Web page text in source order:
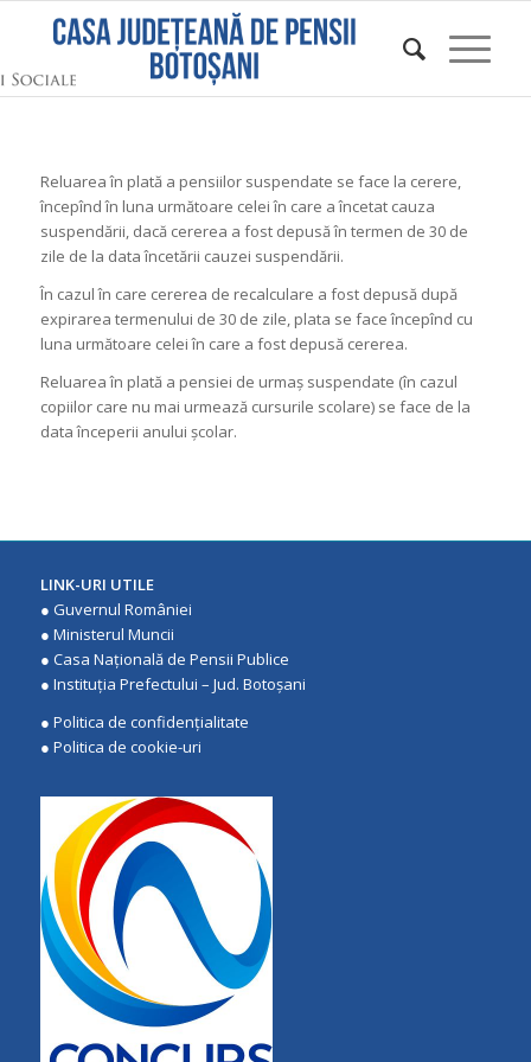
Reluarea în plată a pensiilor suspendate se face la cerere,
începînd în luna următoare celei în care a încetat cauza
suspendării, dacă cererea a fost depusă în termen de 30 de
zile de la data încetării cauzei suspendării.
În cazul în care cererea de recalculare a fost depusă după
expirarea termenului de 30 de zile, plata se face începînd cu
luna următoare celei în care a fost depusă cererea.
Reluarea în plată a pensiei de urmaş suspendate (în cazul
copiilor care nu mai urmează cursurile scolare) se face de la
data începerii anului şcolar.
LINK-URI UTILE
● Guvernul României
● Ministerul Muncii
● Casa Națională de Pensii Publice
● Instituţia Prefectului – Jud. Botoşani
● Politica de confidenţialitate
● Politica de cookie-uri